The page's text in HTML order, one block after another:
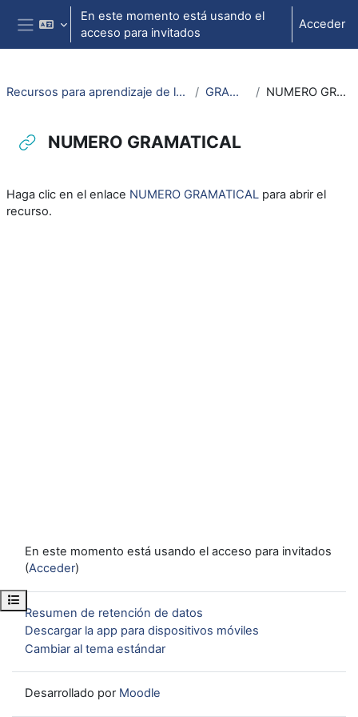
Salta al contenido principal
Panel lateral
En este momento está usando el
acceso para invitados
Acceder
Abrir índice del curso
Recursos para aprendizaje de lengua aragonesa GRAMATICA NUMERO GRAMATICAL
NUMERO GRAMATICAL
Haga clic en el enlace NUMERO GRAMATICAL para abrir el
recurso.
En este momento está usando el acceso para invitados
(Acceder)
Resumen de retención de datos
Descargar la app para dispositivos móviles
Cambiar al tema estándar
Desarrollado por Moodle